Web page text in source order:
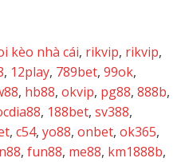
kèo nhà cái, rikvip, rikvip,
, 12play, 789bet, 99ok,
, hb88, okvip, pg88, 888b,
, 188bet, sv388,
, c54, yo88, onbet, ok365,
, fun88, me88, km1888b,